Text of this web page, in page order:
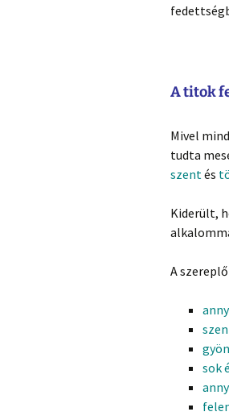
A titok
Mivel
tudta
szent és
Kiderült,
A
sok